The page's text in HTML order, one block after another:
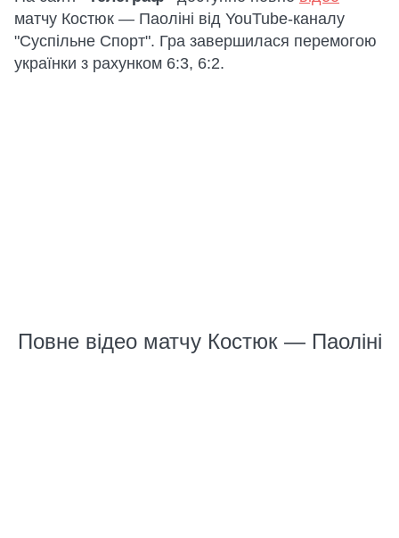
матчу Костюк — Паоліні від YouTube-каналу
"Суспільне Спорт". Гра завершилася перемогою
українки з рахунком 6:3, 6:2.
Повне відео матчу Костюк — Паоліні